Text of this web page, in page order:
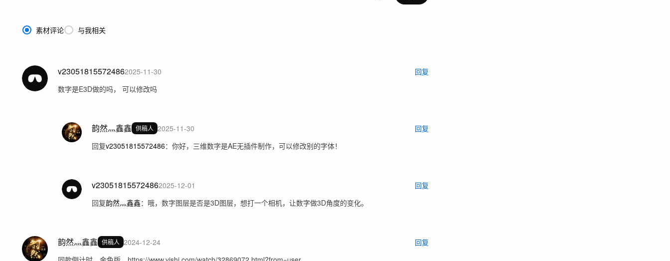
素材评论 与我相关
v230518155724862025-11-30
回复
数字是E3D做的吗， 可以修改吗
韵然灬鑫鑫 供稿人 2025-11-30
回复
回复v23051815572486： 你好，三维数字是AE无插件制作，可以修改别的字体！
v230518155724862025-12-01
回复
回复韵然灬鑫鑫： 哦，数字图层是否是3D图层，想打一个相机，让数字做3D角度的变化。
韵然灬鑫鑫 供稿人 2024-12-24
回复